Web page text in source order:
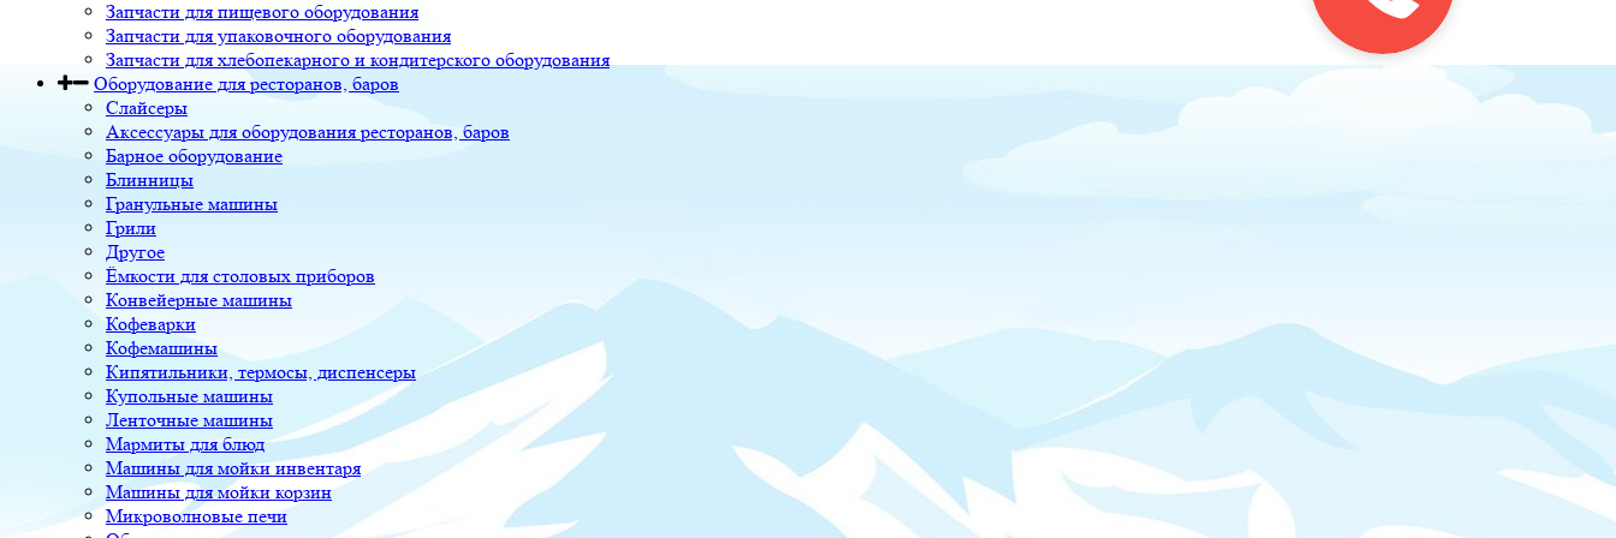
Запчасти для пищевого оборудования
Запчасти для упаковочного оборудования
Запчасти для хлебопекарного и кондитерского оборудования
Оборудование для ресторанов, баров
Слайсеры
Аксессуары для оборудования ресторанов, баров
Барное оборудование
Блинницы
Гранульные машины
Грили
Другое
Ёмкости для столовых приборов
Конвейерные машины
Кофеварки
Кофемашины
Кипятильники, термосы, диспенсеры
Купольные машины
Ленточные машины
Мармиты для блюд
Машины для мойки инвентаря
Машины для мойки корзин
Микроволновые печи